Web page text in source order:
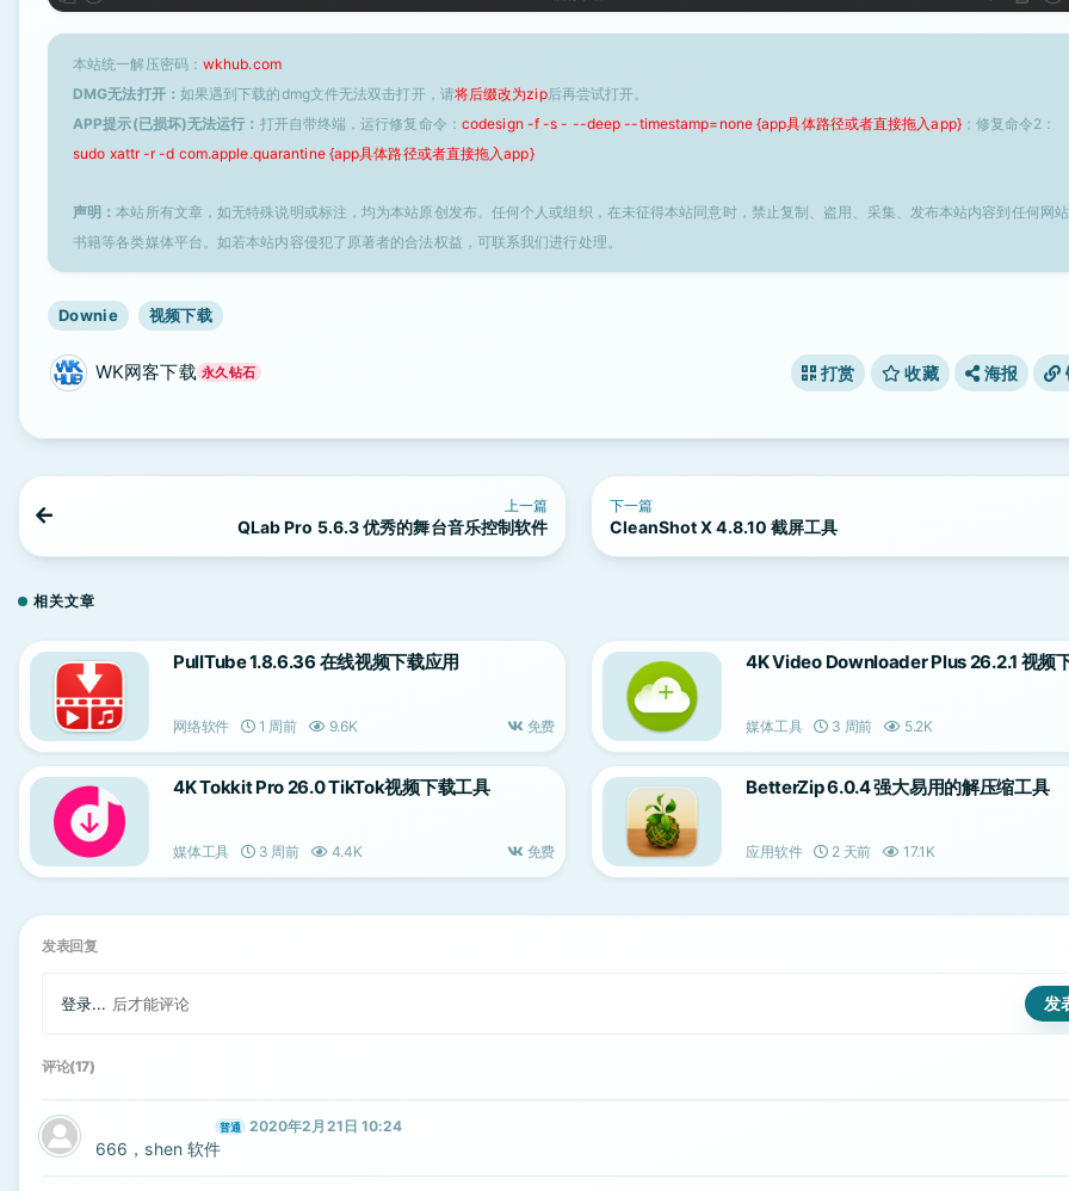
本站统一解压密码： wkhub.com
DMG无法打开： 如果遇到下载的dmg文件无法双击打开，请将后缀改为zip后再尝试打开。
APP提示(已损坏)无法运行： 打开自带终端，运行修复命令： codesign -f -s - --deep --timestamp=none {app具体路径或者直接拖入app}；修复命令2：
sudo xattr -r -d com.apple.quarantine {app具体路径或者直接拖入app}
声明：本站所有文章，如无特殊说明或标注，均为本站原创发布。任何个人或组织，在未征得本站同意时，禁止复制、盗用、采集、发布本站内容到任何网
书籍等各类媒体平台。如若本站内容侵犯了原著者的合法权益，可联系我们进行处理。
Downie 视频下载
WK网客下载 永久钻石 打赏 收藏 海报
上一篇
QLab Pro 5.6.3 优秀的舞台音乐控制软件
下一篇
CleanShot X 4.8.10 截屏工具
相关文章
PullTube 1.8.6.36 在线视频下载应用
网络软件 1 周前 9.6K 免费
4K Video Downloader Plus 26.2.1 视频
媒体工具 3 周前 5.2K
4K Tokkit Pro 26.0 TikTok视频下载工具
媒体工具 3 周前 4.4K 免费
BetterZip 6.0.4 强大易用的解压缩工具
应用软件 2 天前 17.1K
发表回复
登录... 后才能评论
评论(17)
普通 2020年2月21日 10:24
666，shen 软件